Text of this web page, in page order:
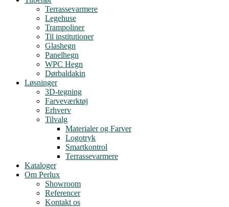
Terrassevarmere
Legehuse
Trampoliner
Til institutioner
Glashegn
Panelhegn
WPC Hegn
Dørbaldakin
Løsninger
3D-tegning
Farveværktøj
Erhverv
Tilvalg
Materialer og Farver
Logotryk
Smartkontrol
Terrassevarmere
Kataloger
Om Perlux
Showroom
Referencer
Kontakt os